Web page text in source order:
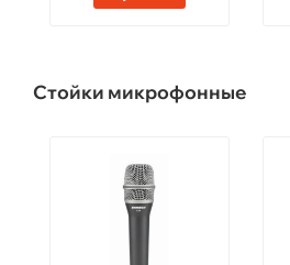
Стойки микрофонные